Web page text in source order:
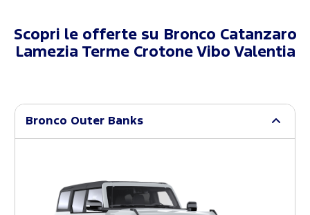
Scopri le offerte su
Bronco Catanzaro
Lamezia Terme Crotone Vibo Valentia
Bronco Outer Banks